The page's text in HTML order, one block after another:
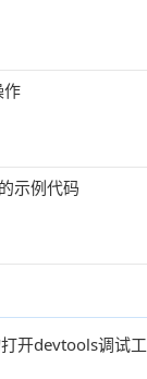
作
示例代码
开devtools调试工